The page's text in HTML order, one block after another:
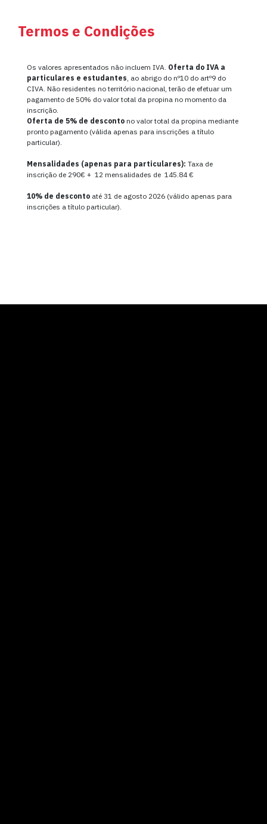
Termos e Condições
Os valores apresentados não incluem IVA. Oferta do IVA a
particulares e estudantes , ao abrigo do nº10 do artº9 do
CIVA. Não residentes no território nacional, terão de efetuar um
pagamento de 50% do valor total da propina no momento da
inscrição.
Oferta de 5% de desconto no valor total da propina mediante
pronto pagamento (válida apenas para inscrições a título
particular).
Mensalidades (apenas para particulares): Taxa de
inscrição de 290€ + 12 mensalidades de 145.84 €
10% de desconto até 31 de agosto 2026 (válido apenas para
inscrições a título particular).